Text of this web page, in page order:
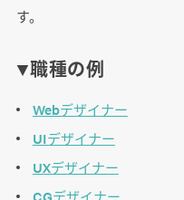
す。
▼職種の例
Webデザイナー
UIデザイナー
UXデザイナー
CGデザイナー